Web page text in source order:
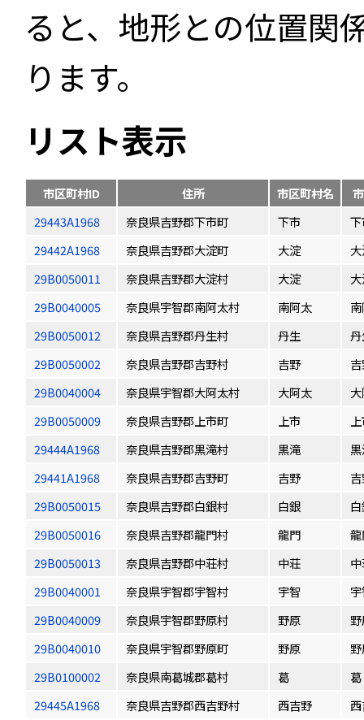
ると、地形との位置関
ります。
リスト表示
市区町村ID 住所 市区町村名
29443A1968
奈良県吉野郡下市町 下市
29442A1968
奈良県吉野郡大淀町 大淀
29B0050011
奈良県吉野郡大淀村 大淀
29B0040005
奈良県宇智郡南阿太村 南阿太
29B0050012
奈良県吉野郡丹生村 丹生
29B0050002
奈良県吉野郡吉野村 吉野
29B0040004
奈良県宇智郡大阿太村 大阿太
29B0050009
奈良県吉野郡上市町 上市
29444A1968
奈良県吉野郡黒滝村 黒滝
29441A1968
奈良県吉野郡吉野町 吉野
29B0050015
奈良県吉野郡白銀村 白銀
29B0050016
奈良県吉野郡龍門村 龍門
29B0050013
奈良県吉野郡中荘村 中荘
29B0040001
奈良県宇智郡宇智村 宇智
29B0040009
奈良県宇智郡野原村 野原
29B0040010
奈良県宇智郡野原町 野原
29B0100002
奈良県南葛城郡葛村 葛
葛
29445A1968
奈良県吉野郡西吉野村 西吉野